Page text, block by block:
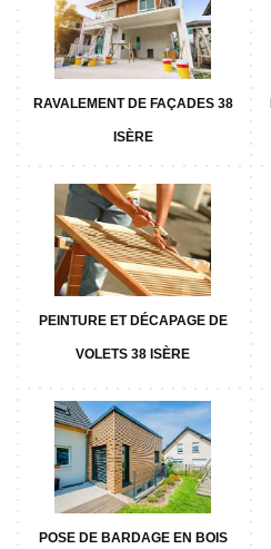
RAVALEMENT DE FAÇADES 38
ISÈRE
PEINTURE ET DÉCAPAGE DE
VOLETS 38 ISÈRE
POSE DE BARDAGE EN BOIS